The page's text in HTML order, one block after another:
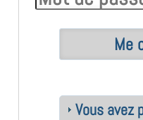
Vous avez